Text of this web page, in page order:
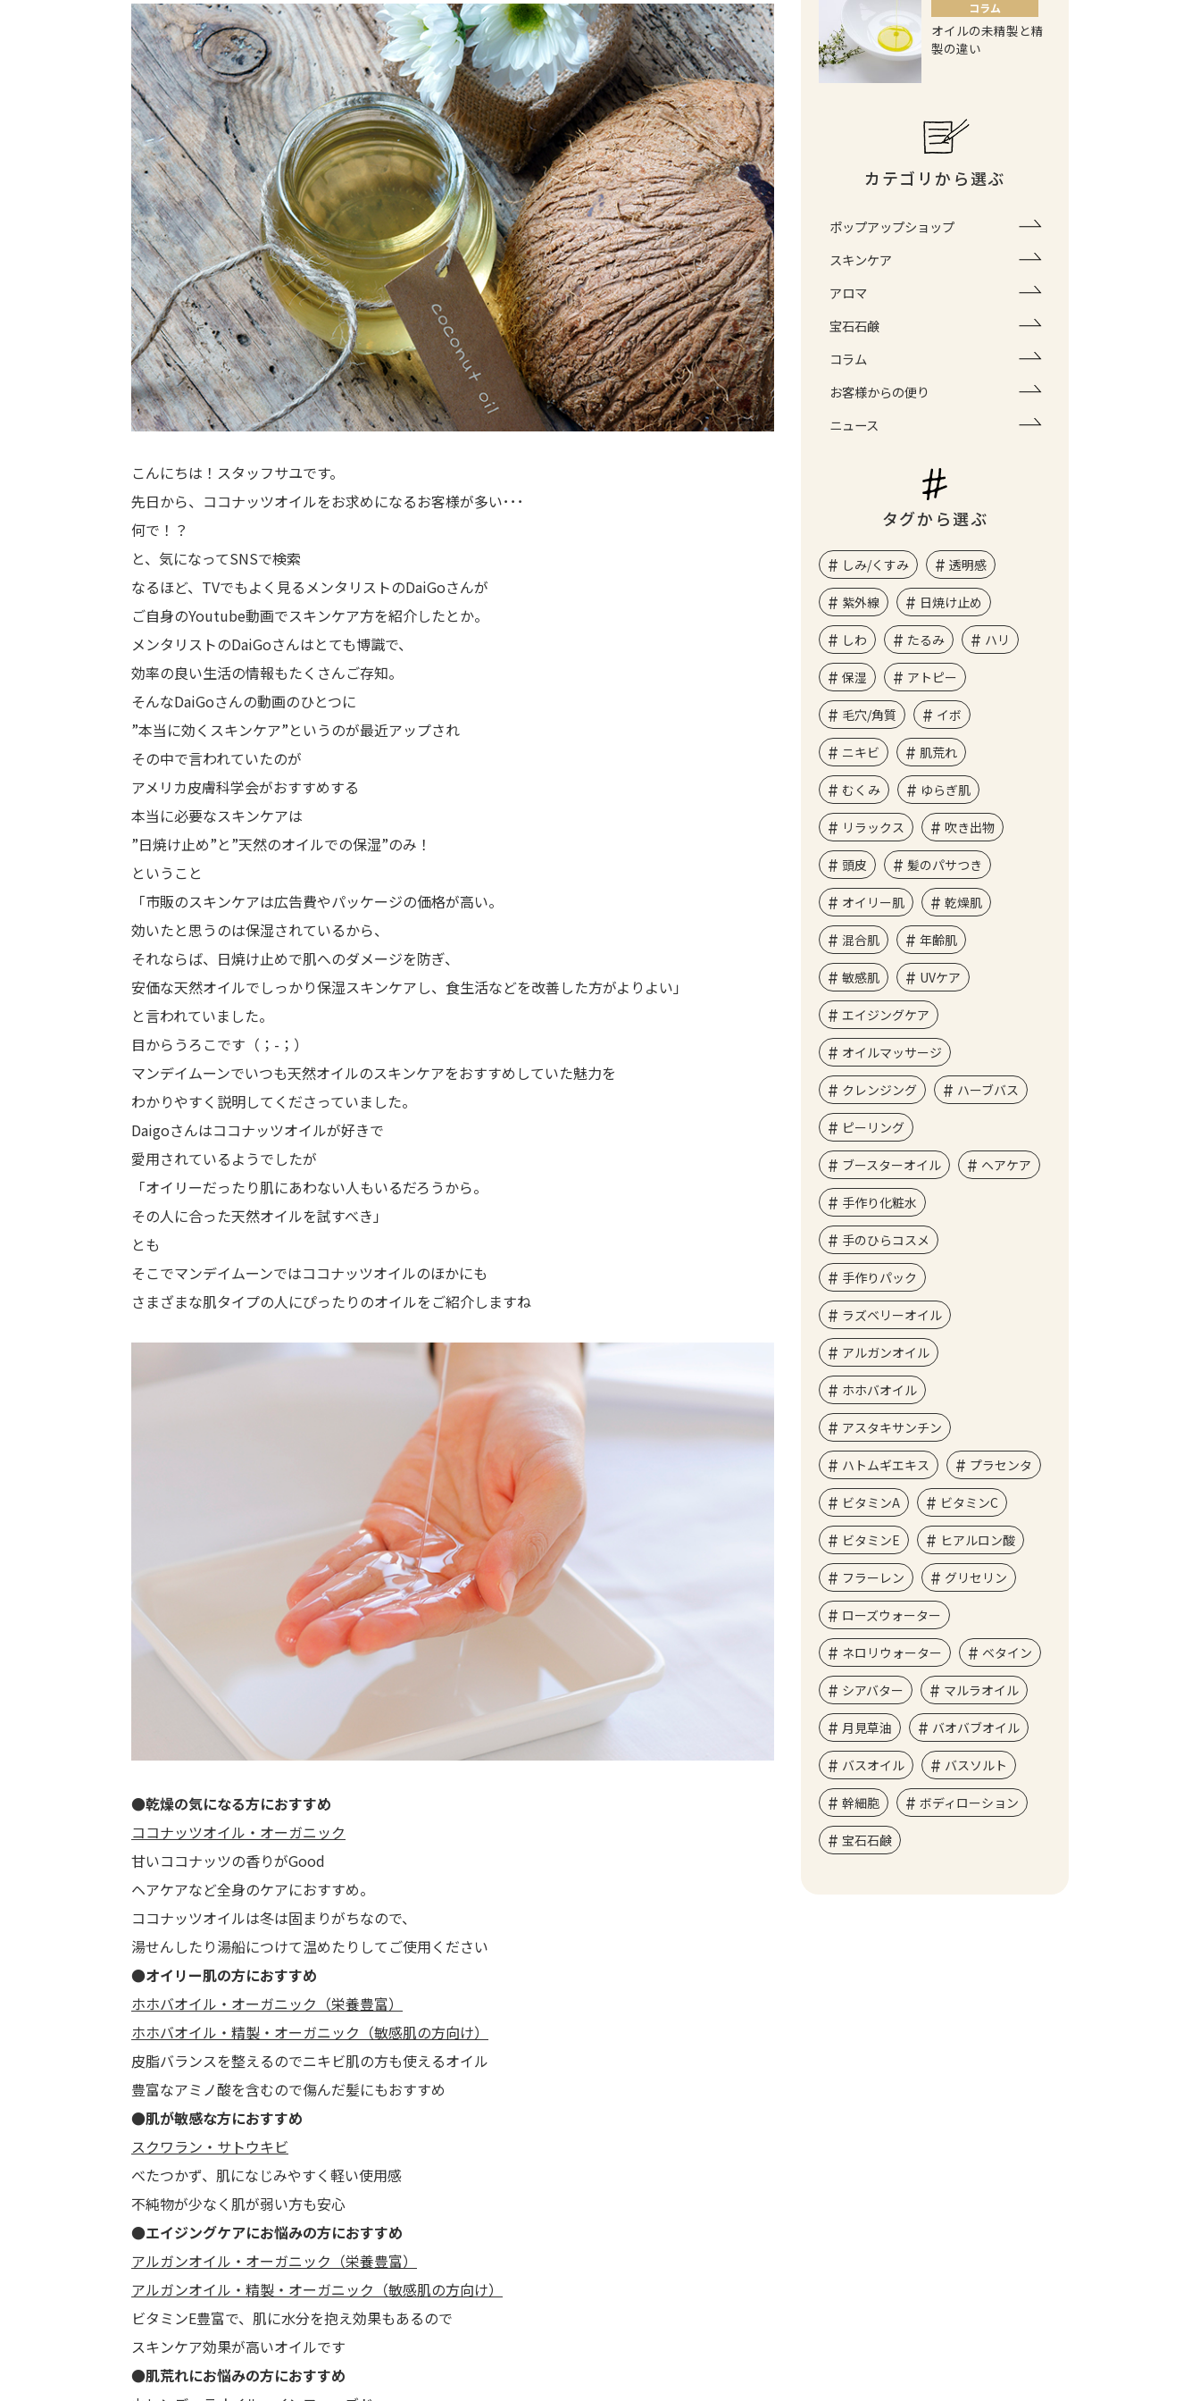
こんにちは！スタッフサユです。
先日から、ココナッツオイルをお求めになるお客様が多い･･･
何で！？
と、気になってSNSで検索
なるほど、TVでもよく見るメンタリストのDaiGoさんが
ご自身のYoutube動画でスキンケア方を紹介したとか。
メンタリストのDaiGoさんはとても博識で、
効率の良い生活の情報もたくさんご存知。
そんなDaiGoさんの動画のひとつに
”本当に効くスキンケア”というのが最近アップされ
その中で言われていたのが
アメリカ皮膚科学会がおすすめする
本当に必要なスキンケアは
”日焼け止め”と”天然のオイルでの保湿”のみ！
ということ
「市販のスキンケアは広告費やパッケージの価格が高い。
効いたと思うのは保湿されているから、
それならば、日焼け止めで肌へのダメージを防ぎ、
安価な天然オイルでしっかり保湿スキンケアし、食生活などを改善した方がよりよい」
と言われていました。
目からうろこです（；-；）
マンデイムーンでいつも天然オイルのスキンケアをおすすめしていた魅力を
わかりやすく説明してくださっていました。
Daigoさんはココナッツオイルが好きで
愛用されているようでしたが
「オイリーだったり肌にあわない人もいるだろうから。
その人に合った天然オイルを試すべき」
とも
そこでマンデイムーンではココナッツオイルのほかにも
さまざまな肌タイプの人にぴったりのオイルをご紹介しますね
●乾燥の気になる方におすすめ
ココナッツオイル・オーガニック
甘いココナッツの香りがGood
ヘアケアなど全身のケアにおすすめ。
ココナッツオイルは冬は固まりがちなので、
湯せんしたり湯船につけて温めたりしてご使用ください
●オイリー肌の方におすすめ
ホホバオイル・オーガニック（栄養豊富）
ホホバオイル・精製・オーガニック（敏感肌の方向け）
皮脂バランスを整えるのでニキビ肌の方も使えるオイル
豊富なアミノ酸を含むので傷んだ髪にもおすすめ
●肌が敏感な方におすすめ
スクワラン・サトウキビ
べたつかず、肌になじみやすく軽い使用感
不純物が少なく肌が弱い方も安心
●エイジングケアにお悩みの方におすすめ
アルガンオイル・オーガニック（栄養豊富）
アルガンオイル・精製・オーガニック（敏感肌の方向け）
ビタミンE豊富で、肌に水分を抱え効果もあるので
スキンケア効果が高いオイルです
●肌荒れにお悩みの方におすすめ
コラム
オイルの未精製と精
製の違い
カテゴリから選ぶ
ポップアップショップ
スキンケア
アロマ
宝石石鹸
コラム
お客様からの便り
ニュース
タグから選ぶ
しみ/くすみ 透明感
紫外線 日焼け止め
しわ たるみ ハリ
保湿 アトピー
毛穴/角質 イボ
ニキビ 肌荒れ
むくみ ゆらぎ肌
リラックス 吹き出物
頭皮 髪のパサつき
オイリー肌 乾燥肌
混合肌 年齢肌
敏感肌 UVケア
エイジングケア
オイルマッサージ
クレンジング ハーブバス
ピーリング
ブースターオイル ヘアケア
手作り化粧水
手のひらコスメ
手作りパック
ラズベリーオイル
アルガンオイル
ホホバオイル
アスタキサンチン
ハトムギエキス プラセンタ
ビタミンA ビタミンC
ビタミンE ヒアルロン酸
フラーレン グリセリン
ローズウォーター
ネロリウォーター ベタイン
シアバター マルラオイル
月見草油 バオバブオイル
バスオイル バスソルト
幹細胞 ボディローション
宝石石鹸